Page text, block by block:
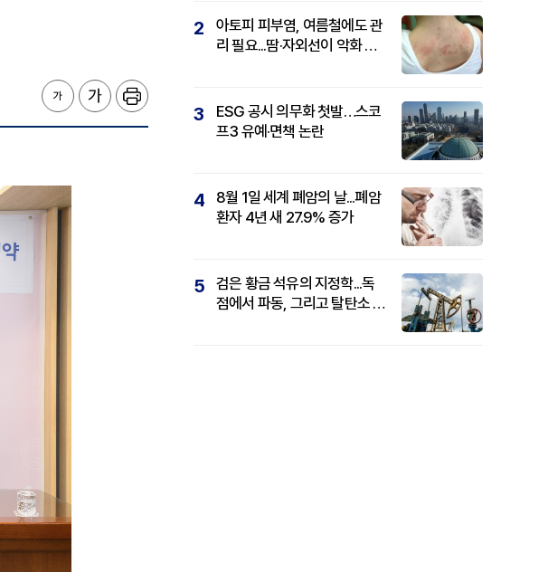
2
아토피 피부염, 여름철에도 관
리 필요...땀·자외선이 악화 요
3
ESG 공시 의무화 첫발…스코
프3 유예·면책 논란
4
8월 1일 세계 폐암의 날...폐암
환자 4년 새 27.9% 증가
5
검은 황금 석유의 지정학...독
점에서 파동, 그리고 탈탄소 패